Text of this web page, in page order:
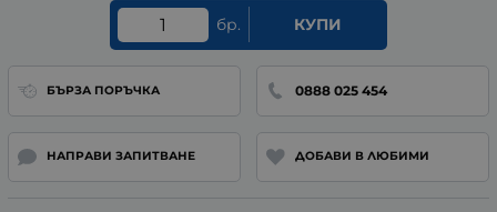
бр. КУПИ
БЪРЗА ПОРЪЧКА 0888 025 454
НАПРАВИ ЗАПИТВАНЕ ДОБАВИ В ЛЮБИМИ